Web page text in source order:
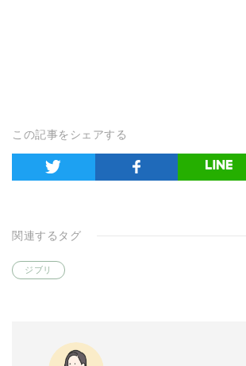
この記事をシェアする
関連するタグ
ジブリ